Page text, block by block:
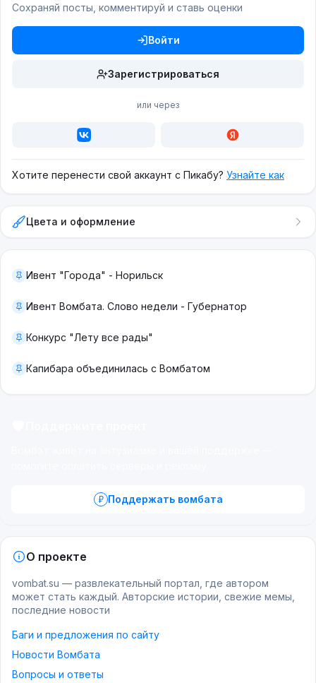
Сохраняй посты, комментируй и ставь оценки
Войти
Зарегистрироваться
или через
Хотите перенести свой аккаунт с Пикабу? Узнайте как
Цвета и оформление
Ивент "Города" - Норильск
Ивент Вомбата. Слово недели - Губернатор
Конкурс "Лету все рады"
Капибара объединилась с Вомбатом
Поддержать вомбата
О проекте
vombat.su — развлекательный портал, где автором
может стать каждый. Авторские истории, свежие мемы,
последние новости
Баги и предложения по сайту
Новости Вомбата
Вопросы и ответы